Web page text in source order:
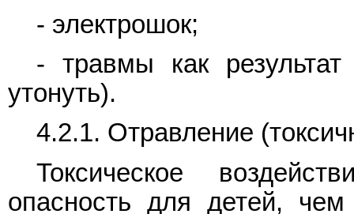
- электрошок;
- травмы как
утонуть).
4.2.1. Отравление
Токсическое
опасность для детей,